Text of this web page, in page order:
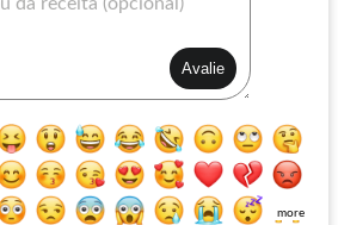
more